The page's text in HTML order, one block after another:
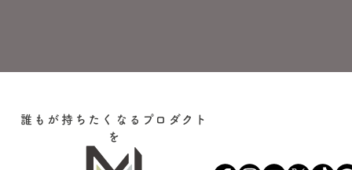
誰もが持ちたくなるプロダクト
を